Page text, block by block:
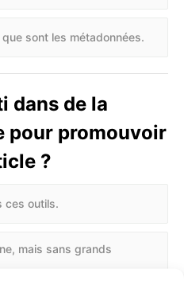
sont les métadonnées.
dans de la
pour promouvoir
?
ces outils.
mais sans grands